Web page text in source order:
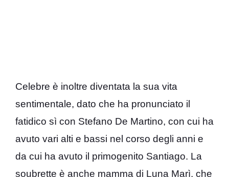
Celebre è inoltre diventata la sua vita
sentimentale, dato che ha pronunciato il
fatidico sì con Stefano De Martino, con cui ha
avuto vari alti e bassi nel corso degli anni e
da cui ha avuto il primogenito Santiago. La
soubrette è anche mamma di Luna Marì, che